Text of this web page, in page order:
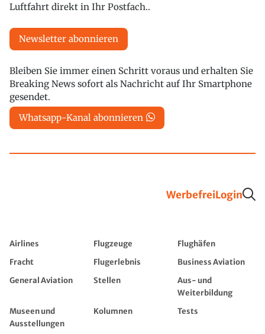
Luftfahrt direkt in Ihr Postfach..
Newsletter abonnieren
Bleiben Sie immer einen Schritt voraus und erhalten Sie
Breaking News sofort als Nachricht auf Ihr Smartphone
gesendet.
Whatsapp-Kanal abonnieren
WerbefreiLogin
Airlines Flugzeuge
Flughäfen
Fracht
Flugerlebnis
Business Aviation
General Aviation
Stellen
Aus- und
Weiterbildung
Museen und
Ausstellungen
Kolumnen Tests